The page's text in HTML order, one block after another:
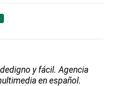
y fácil. Agencia
en español.